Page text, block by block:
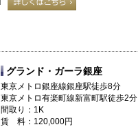
グランド・ガーラ銀座
東京メトロ銀座線銀座駅徒歩8分
東京メトロ有楽町線新富町駅徒歩2分
間取り：1K
賃 料：120,000円